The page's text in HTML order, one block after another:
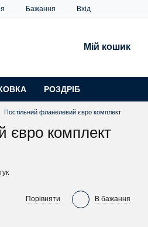
Бажання Вхід
Мій кошик
РОЗДРІБ
Постільний фланелевий євро комплект
євро комплект
Порівняти В бажання